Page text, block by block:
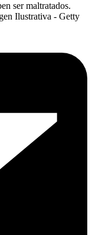
ser maltratados.
Ilustrativa - Getty